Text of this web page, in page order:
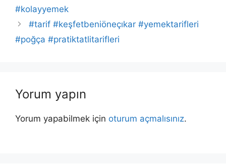
#kolayyemek
#tarif #keşfetbeniöneçıkar #yemektarifleri
#poğça #pratiktatlitarifleri
Yorum yapın
Yorum yapabilmek için oturum açmalısınız.